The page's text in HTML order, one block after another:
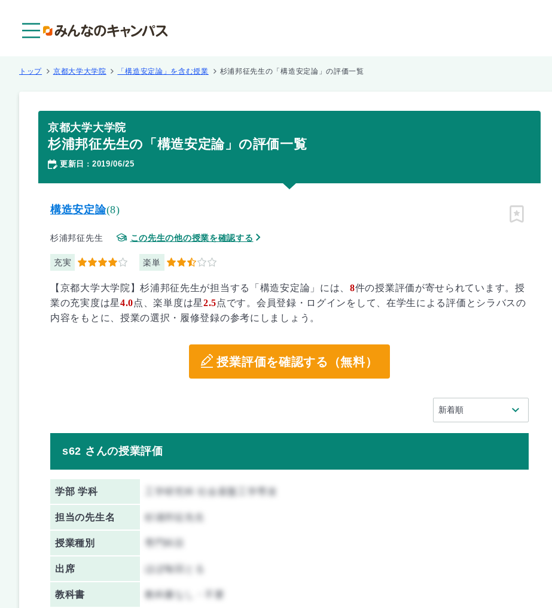
トップ 京都大学大学院 「構造安定論」を含む授業 杉浦邦征先生の「構造安定論」の評価一覧
京都大学大学院
杉浦邦征先生の「構造安定論」の評価一覧
更新日 ： 2019/06/25
構造安定論(8)
杉浦邦征先生 この先生の他の授業を確認する
充実 4 楽単 2.5
ピン留め
【京都大学大学院】杉浦邦征先生が担当する「構造安定論」には、 8件の授業評価が寄せられています。授
業の充実度は星4.0点、楽単度は星2.5点です。会員登録・ログインをして、在学生による評価とシラバスの
内容をもとに、授業の選択・履修登録の参考にしましょう。
授業評価を確認する（無料）
s62 さんの授業評価
学部 学科 工学研究科 社会基盤工学専攻
担当の先生名 杉浦邦征先生
授業種別 専門科目
出席 ほぼ毎回とる
教科書 教科書なし・不要